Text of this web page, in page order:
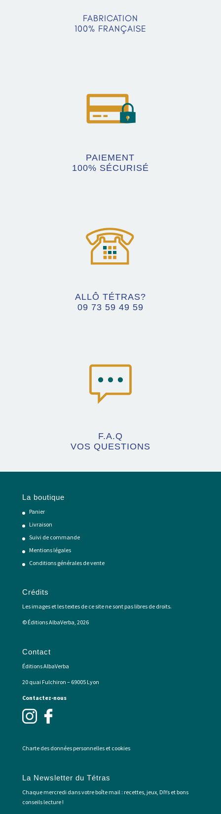
FABRICATION
100% FRANÇAISE
PAIEMENT
100% SÉCURISÉ
ALLÔ TÉTRAS?
09 73 59 49 59
F.A.Q
VOS QUESTIONS
La boutique
Panier
Livraison
Suivi de commande
Mentions légales
Conditions générales de vente
Crédits
Les images et les textes de ce site ne sont pas libres de droits.
© Éditions AlbaVerba, 2026
Contact
Éditions AlbaVerba
20 quai Fulchiron – 69005 Lyon
Contactez-nous
Charte des données personnelles et cookies
La Newsletter du Tétras
Chaque mercredi dans votre boîte mail : recettes, jeux, DIYs et bons
conseils lecture !